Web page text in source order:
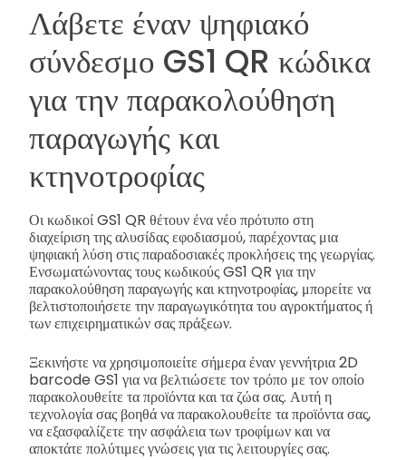
Λάβετε έναν ψηφιακό
σύνδεσμο GS1 QR κώδικα
για την παρακολούθηση
παραγωγής και
κτηνοτροφίας
Οι κωδικοί GS1 QR θέτουν ένα νέο πρότυπο στη
διαχείριση της αλυσίδας εφοδιασμού, παρέχοντας μια
ψηφιακή λύση στις παραδοσιακές προκλήσεις της γεωργίας.
Ενσωματώνοντας τους κωδικούς GS1 QR για την
παρακολούθηση παραγωγής και κτηνοτροφίας, μπορείτε να
βελτιστοποιήσετε την παραγωγικότητα του αγροκτήματος ή
των επιχειρηματικών σας πράξεων.
Ξεκινήστε να χρησιμοποιείτε σήμερα έναν γεννήτρια 2D
barcode GS1 για να βελτιώσετε τον τρόπο με τον οποίο
παρακολουθείτε τα προϊόντα και τα ζώα σας. Αυτή η
τεχνολογία σας βοηθά να παρακολουθείτε τα προϊόντα σας,
να εξασφαλίζετε την ασφάλεια των τροφίμων και να
αποκτάτε πολύτιμες γνώσεις για τις λειτουργίες σας.